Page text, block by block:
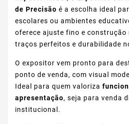
de Precisão é a escolha ideal
escolares ou ambientes
oferece ajuste fino e
traços perfeitos e durabilidade
O expositor vem pronto para
ponto de venda, com visual
Ideal para quem valoriza
apresentação, seja para venda
institucional.